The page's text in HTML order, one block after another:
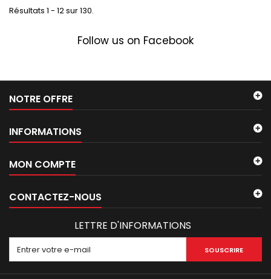
Résultats 1 - 12 sur 130.
Follow us on Facebook
NOTRE OFFRE
INFORMATIONS
MON COMPTE
CONTACTEZ-NOUS
LETTRE D'INFORMATIONS
SOUSCRIRE